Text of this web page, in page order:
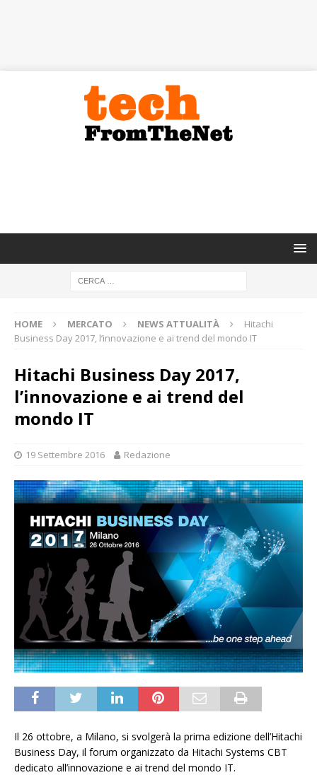
HOME MERCATO NEWS ATTUALITÀ
Hitachi
Business Day 2017, l’innovazione e ai trend del mondo IT
Hitachi Business Day 2017,
l’innovazione e ai trend del
mondo IT
19 Settembre 2016 Redazione
Il 26 ottobre, a Milano, si svolgerà la prima edizione dell’Hitachi
Business Day, il forum organizzato da Hitachi Systems CBT
dedicato all’innovazione e ai trend del mondo IT.